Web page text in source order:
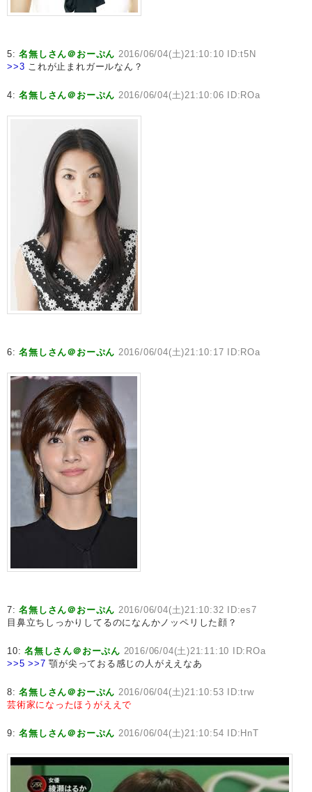
5:名無しさん＠おーぷん 2016/06/04(土)21:10:10 ID:t5N
>>3 これが止まれガールなん？
4:名無しさん＠おーぷん 2016/06/04(土)21:10:06 ID:ROa
6:名無しさん＠おーぷん 2016/06/04(土)21:10:17 ID:ROa
7:名無しさん＠おーぷん 2016/06/04(土)21:10:32 ID:es7
目鼻立ちしっかりしてるのになんかノッペリした顔？
10:名無しさん＠おーぷん 2016/06/04(土)21:11:10 ID:ROa
>>5 >>7 顎が尖っておる感じの人がええなあ
8:名無しさん＠おーぷん 2016/06/04(土)21:10:53 ID:trw
芸術家になったほうがええで
9:名無しさん＠おーぷん 2016/06/04(土)21:10:54 ID:HnT